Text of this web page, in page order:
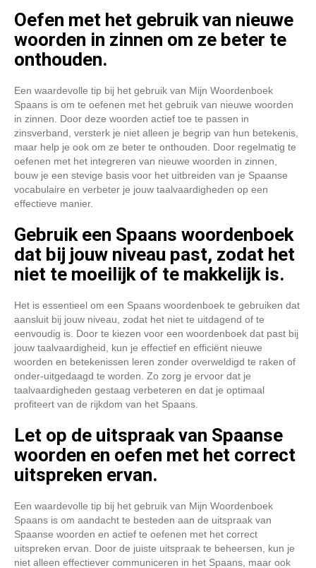
Oefen met het gebruik van nieuwe
woorden in zinnen om ze beter te
onthouden.
Een waardevolle tip bij het gebruik van Mijn Woordenboek
Spaans is om te oefenen met het gebruik van nieuwe woorden
in zinnen. Door deze woorden actief toe te passen in
zinsverband, versterk je niet alleen je begrip van hun betekenis,
maar help je ook om ze beter te onthouden. Door regelmatig te
oefenen met het integreren van nieuwe woorden in zinnen,
bouw je een stevige basis voor het uitbreiden van je Spaanse
vocabulaire en verbeter je jouw taalvaardigheden op een
effectieve manier.
Gebruik een Spaans woordenboek
dat bij jouw niveau past, zodat het
niet te moeilijk of te makkelijk is.
Het is essentieel om een Spaans woordenboek te gebruiken dat
aansluit bij jouw niveau, zodat het niet te uitdagend of te
eenvoudig is. Door te kiezen voor een woordenboek dat past bij
jouw taalvaardigheid, kun je effectief en efficiënt nieuwe
woorden en betekenissen leren zonder overweldigd te raken of
onder-uitgedaagd te worden. Zo zorg je ervoor dat je
taalvaardigheden gestaag verbeteren en dat je optimaal
profiteert van de rijkdom van het Spaans.
Let op de uitspraak van Spaanse
woorden en oefen met het correct
uitspreken ervan.
Een waardevolle tip bij het gebruik van Mijn Woordenboek
Spaans is om aandacht te besteden aan de uitspraak van
Spaanse woorden en actief te oefenen met het correct
uitspreken ervan. Door de juiste uitspraak te beheersen, kun je
niet alleen effectiever communiceren in het Spaans, maar ook